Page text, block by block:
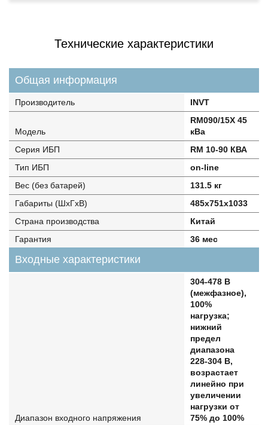
Технические характеристики
Общая информация
Производитель INVT
Модель
RM090/15X 45
кВа
Серия ИБП
RM 10-90 КВА
Тип ИБП
on-line
Вес (без батарей)
131.5 кг
Габариты (ШхГхВ)
485х751х1033
Страна производства
Китай
Гарантия
36 мес
Входные характеристики
Диапазон входного напряжения
304-478 В
(межфазное),
100%
нагрузка;
нижний
предел
диапазона
228-304 В,
возрастает
линейно при
увеличении
нагрузки от
75% до 100%